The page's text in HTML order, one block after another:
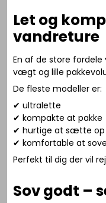
Let og
vandreture
En af de store
vægt og lille
De fleste modeller er:
✔ ultralette
✔ kompakte at pakke
✔ hurtige at sætte op
✔ komfortable at
Perfekt til dig der vil
Sov godt –